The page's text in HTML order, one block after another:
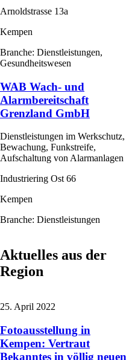
Arnoldstrasse 13a
Kempen
Branche: Dienstleistungen,
Gesundheitswesen
WAB Wach- und
Alarmbereitschaft
Grenzland GmbH
Dienstleistungen im Werkschutz,
Bewachung, Funkstreife,
Aufschaltung von Alarmanlagen
Industriering Ost 66
Kempen
Branche: Dienstleistungen
Aktuelles aus der
Region
25. April 2022
Fotoausstellung in
Kempen: Vertraut
Bekanntes in völlig neuen